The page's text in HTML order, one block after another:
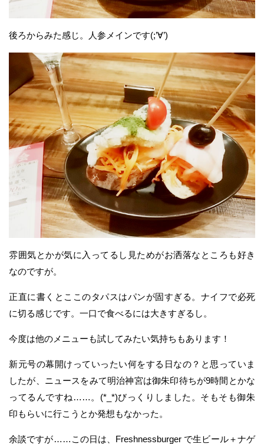
後ろからみた感じ。人参メインです(;’∀’)
雰囲気とかが気に入ってるし見ためがお洒落なところも好き
なのですが。
正直に書くとここのタパスはパンが固すぎる。ナイフで必死
に切る感じです。一口で食べるには大きすぎるし。
今度は他のメニューも試してみたい気持ちもあります！
新元号の幕開けっていったい何をする日なの？と思っていま
したが、ニュースをみて明治神宮は御朱印待ちが9時間とかな
ってるんですね……。(*_*)びっくりしました。そもそも御朱
印もらいに行こうとか発想もなかった。
余談ですが……この日は、Freshnessburger で生ビール＋ナゲ